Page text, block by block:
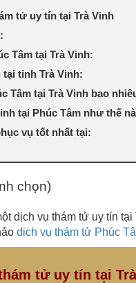
tử uy tín tại Trà Vinh
Tâm tại Trà Vinh:
tỉnh Trà Vinh:
Tâm tại Trà Vinh bao
tại Phúc Tâm như thế
vụ tốt nhất tại:
chọn)
dịch vụ thám tử uy tín
dịch vụ thám tử Phúc
tử uy tín tại